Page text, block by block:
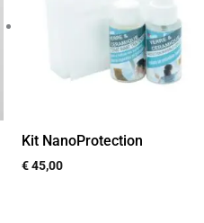
Kit NanoProtection
€45,00